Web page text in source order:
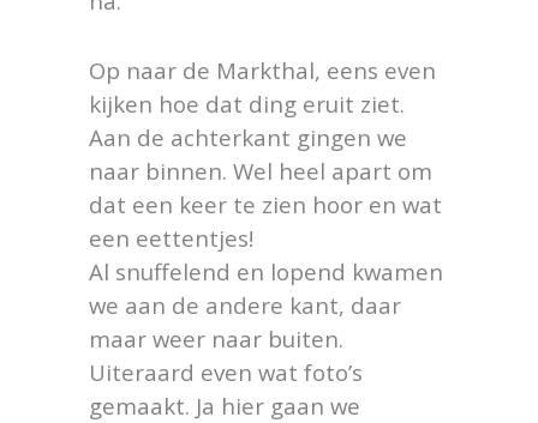
Op naar de Markthal, eens even
kijken hoe dat ding eruit ziet.
Aan de achterkant gingen we
naar binnen. Wel heel apart om
dat een keer te zien hoor en wat
een eettentjes!
Al snuffelend en lopend kwamen
we aan de andere kant, daar
maar weer naar buiten.
Uiteraard even wat foto’s
gemaakt. Ja hier gaan we